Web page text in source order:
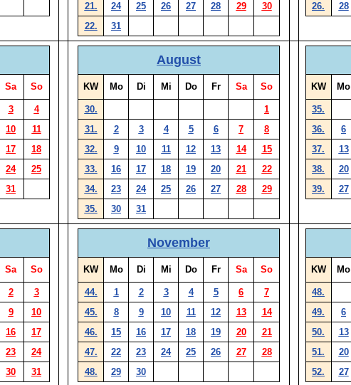
21.
24 25 26 27 28 29
30
22.
31
26.
28
Sa So
3
4
10
11
17
18
24
25
31
August
KW Mo Di Mi Do Fr Sa So
30.
1
31.
2 3 4 5 6 7
8
32.
9 10 11 12 13 14
15
33.
16 17 18 19 20 21
22
34.
23 24 25 26 27 28
29
35.
30 31
KW Mo
35.
36.
6
37.
13
38.
20
39.
27
Sa So
2
3
9
10
16
17
23
24
30 31
November
KW Mo Di Mi Do Fr Sa So
44. 1 2 3 4 5 6
7
45.
8 9 10 11 12 13
14
46.
15 16 17 18 19 20
21
47.
22 23 24 25 26 27
28
48.
29 30
KW Mo
48.
49.
6
50.
13
51.
20
52.
27